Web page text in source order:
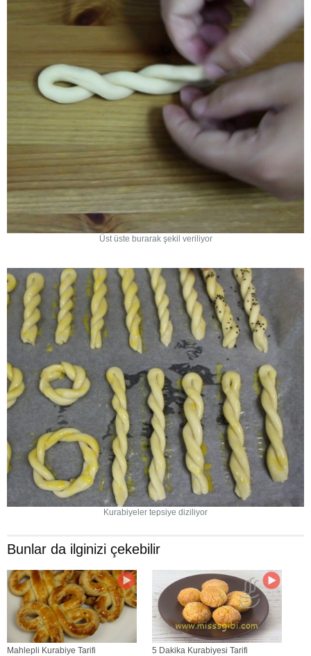
Üst üste burarak şekil veriliyor
Kurabiyeler tepsiye diziliyor
Bunlar da ilginizi çekebilir
Mahlepli Kurabiye Tarifi 5 Dakika Kurabiyesi Tarifi